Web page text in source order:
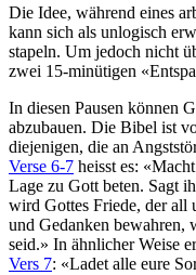
Die Idee, während eines
kann sich als unlogisch
stapeln. Um jedoch nicht
zwei 15-minütigen
In diesen Pausen können
abzubauen. Die Bibel ist
diejenigen, die an
Verse 6-7 heisst es:
Lage zu Gott beten. Sagt
wird Gottes Friede, der all
und Gedanken bewahren,
seid.» In ähnlicher Weise
Vers 7: «Ladet alle eure